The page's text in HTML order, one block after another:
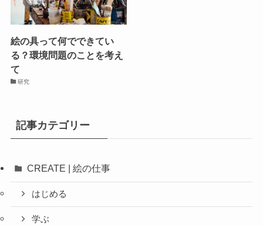
絵の具って何でできてい
る？環境問題のことを考え
て
研究
記事カテゴリー
CREATE | 絵の仕事
はじめる
学ぶ